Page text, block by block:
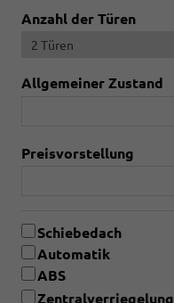
Anzahl der Türen
Allgemeiner Zustand
Preisvorstellung
Schiebedach
Automatik
ABS
Zentralverriegelung